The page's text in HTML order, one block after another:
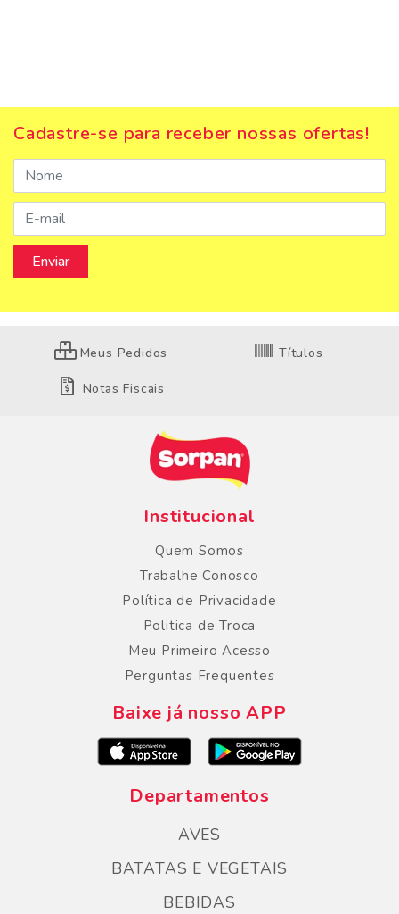
Cadastre-se para receber nossas ofertas!
Meus Pedidos Títulos
Notas Fiscais
Institucional
Quem Somos
Trabalhe Conosco
Política de Privacidade
Politica de Troca
Meu Primeiro Acesso
Perguntas Frequentes
Baixe já nosso APP
Departamentos
AVES
BATATAS E VEGETAIS
BEBIDAS